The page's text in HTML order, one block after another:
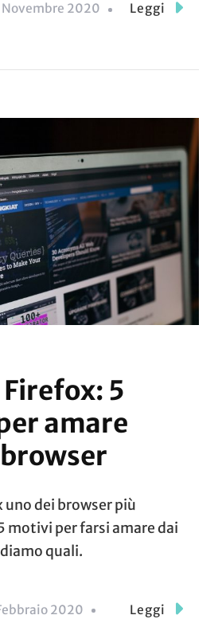
Novembre 2020 Leggi
5
amare
uno dei browser più
motivi per farsi amare dai
quali.
2020 Leggi